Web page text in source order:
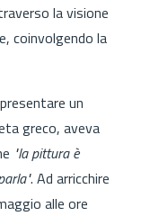
la visione
coinvolgendo la
un
greco, aveva
"la pittura è
. Ad arricchire
alle ore